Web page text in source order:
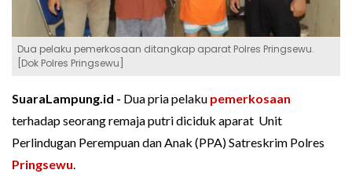
Dua pelaku pemerkosaan ditangkap aparat Polres Pringsewu.
[Dok Polres Pringsewu]
SuaraLampung.id - Dua pria pelaku pemerkosaan
terhadap seorang remaja putri diciduk aparat Unit
Perlindugan Perempuan dan Anak (PPA) Satreskrim Polres
Pringsewu.